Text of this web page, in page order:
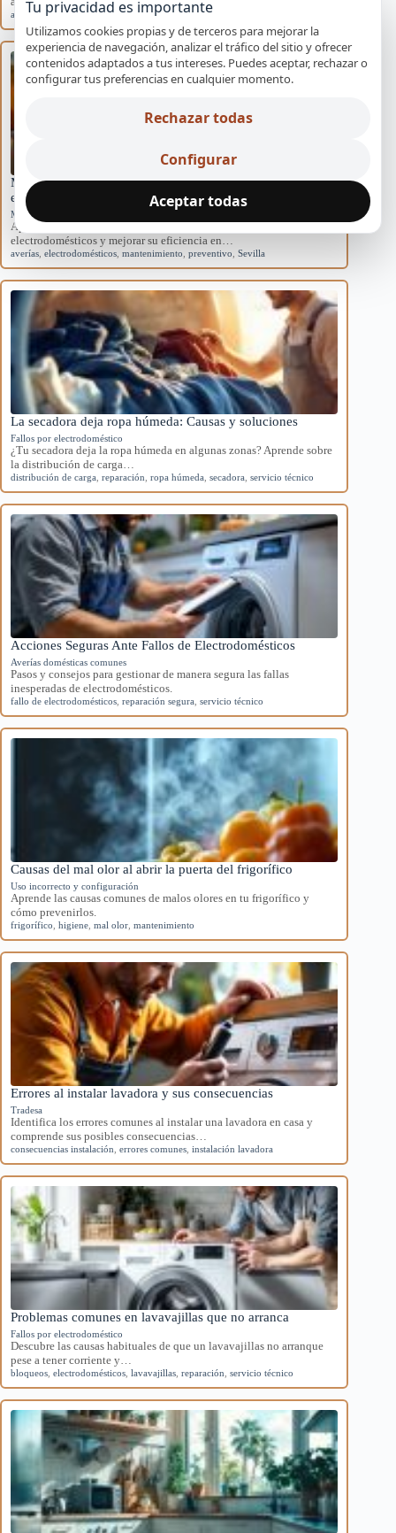
aire acondicionado,causas ,eficiencia,mantenimiento
Mantenimiento básico para evitar averías en
electrodomésticos
Mantenimiento preventivo
Aprende rutinas de mantenimiento para prevenir averías en tus
electrodomésticos y mejorar su eficiencia en…
averías electrodomésticos mantenimiento preventivo Sevilla
La secadora deja ropa húmeda: Causas y soluciones
Fallos por electrodoméstico
¿Tu secadora deja la ropa húmeda en algunas zonas? Aprende sobre
la distribución de carga…
distribución de carga reparación ropa húmeda secadora servicio técnico
Acciones Seguras Ante Fallos de Electrodomésticos
Averías domésticas comunes
Pasos y consejos para gestionar de manera segura las fallas
inesperadas de electrodomésticos.
fallo de electrodomésticos reparación segura servicio técnico
Causas del mal olor al abrir la puerta del frigorífico
Uso incorrecto y configuración
Aprende las causas comunes de malos olores en tu frigorífico y
cómo prevenirlos.
frigorífico higiene mal olor mantenimiento
Errores al instalar lavadora y sus consecuencias
Tradesa
Identifica los errores comunes al instalar una lavadora en casa y
comprende sus posibles consecuencias…
consecuencias instalación errores comunes instalación lavadora
Problemas comunes en lavavajillas que no arranca
Fallos por electrodoméstico
Descubre las causas habituales de que un lavavajillas no arranque
pese a tener corriente y…
bloqueos electrodomésticos lavavajillas reparación servicio técnico
Tu privacidad es importante
Utilizamos cookies propias y de terceros para mejorar la
experiencia de navegación, analizar el tráfico del sitio y ofrecer
contenidos adaptados a tus intereses. Puedes aceptar, rechazar o
configurar tus preferencias en cualquier momento.
Rechazar todas
Configurar
Aceptar todas